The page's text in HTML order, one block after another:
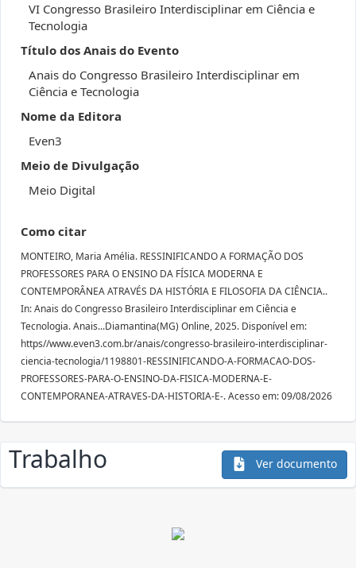
VI Congresso Brasileiro Interdisciplinar em Ciência e
Tecnologia
Título dos Anais do Evento
Anais do Congresso Brasileiro Interdisciplinar em
Ciência e Tecnologia
Nome da Editora
Even3
Meio de Divulgação
Meio Digital
Como citar
MONTEIRO, Maria Amélia. RESSINIFICANDO A FORMAÇÃO DOS
PROFESSORES PARA O ENSINO DA FÍSICA MODERNA E
CONTEMPORÂNEA ATRAVÉS DA HISTÓRIA E FILOSOFIA DA CIÊNCIA..
In: Anais do Congresso Brasileiro Interdisciplinar em Ciência e
Tecnologia. Anais...Diamantina(MG) Online, 2025. Disponível em:
https//www.even3.com.br/anais/congresso-brasileiro-interdisciplinar-
ciencia-tecnologia/1198801-RESSINIFICANDO-A-FORMACAO-DOS-
PROFESSORES-PARA-O-ENSINO-DA-FISICA-MODERNA-E-
CONTEMPORANEA-ATRAVES-DA-HISTORIA-E-. Acesso em: 09/08/2026
Trabalho Ver documento